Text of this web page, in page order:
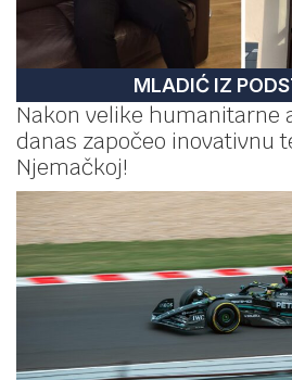
MLADIĆ IZ
Nakon velike humanitarne
danas započeo inovativnu
Njemačkoj!